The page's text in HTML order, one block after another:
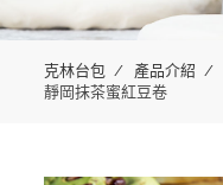
克林台包 產品介紹
靜岡抹茶蜜紅豆卷